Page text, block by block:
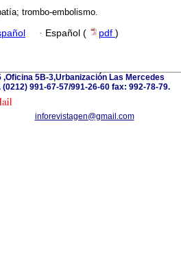
trombo-embolismo.
· Español ( pdf )
5B-3,Urbanización Las Mercedes
991-67-57/991-26-60 fax: 992-78-79.
inforevistagen@gmail.com